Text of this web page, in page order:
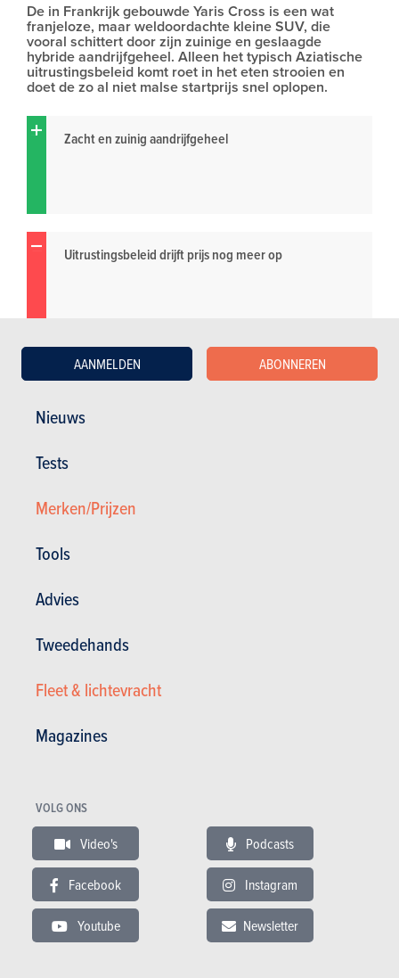
Nieuws
Tests
Merken/Prijzen
Tools
Advies
Tweedehands
Fleet & lichtevracht
Magazines
AANMELDEN ABONNEREN
VOLG ONS
Video's Podcasts
Facebook Instagram
Youtube Newsletter
De in Frankrijk gebouwde Yaris Cross is een wat
franjeloze, maar weldoordachte kleine SUV, die
vooral schittert door zijn zuinige en geslaagde
hybride aandrijfgeheel. Alleen het typisch Aziatische
uitrustingsbeleid komt roet in het eten strooien en
doet de zo al niet malse startprijs snel oplopen.
Zacht en zuinig aandrijfgeheel
Uitrustingsbeleid drijft prijs nog meer op
HYBRIDE
BENZINE
30.945 tot 40.435 € 101 tot 116 g/km
Meer weten